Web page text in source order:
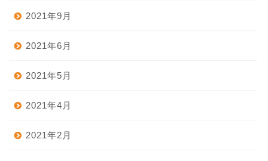
2021年9月
2021年6月
2021年5月
2021年4月
2021年2月